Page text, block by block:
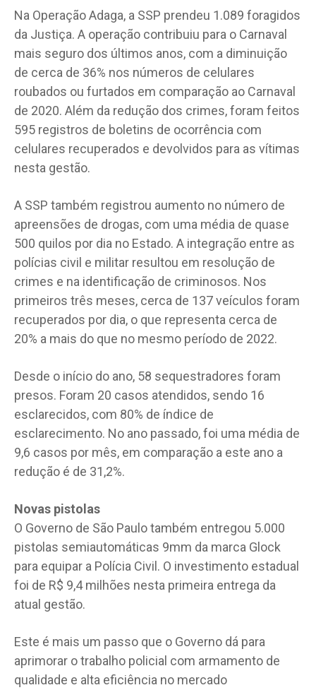
Na Operação Adaga, a SSP prendeu 1.089 foragidos
da Justiça. A operação contribuiu para o Carnaval
mais seguro dos últimos anos, com a diminuição
de cerca de 36% nos números de celulares
roubados ou furtados em comparação ao Carnaval
de 2020. Além da redução dos crimes, foram feitos
595 registros de boletins de ocorrência com
celulares recuperados e devolvidos para as vítimas
nesta gestão.
A SSP também registrou aumento no número de
apreensões de drogas, com uma média de quase
500 quilos por dia no Estado. A integração entre as
polícias civil e militar resultou em resolução de
crimes e na identificação de criminosos. Nos
primeiros três meses, cerca de 137 veículos foram
recuperados por dia, o que representa cerca de
20% a mais do que no mesmo período de 2022.
Desde o início do ano, 58 sequestradores foram
presos. Foram 20 casos atendidos, sendo 16
esclarecidos, com 80% de índice de
esclarecimento. No ano passado, foi uma média de
9,6 casos por mês, em comparação a este ano a
redução é de 31,2%.
Novas pistolas
O Governo de São Paulo também entregou 5.000
pistolas semiautomáticas 9mm da marca Glock
para equipar a Polícia Civil. O investimento estadual
foi de R$ 9,4 milhões nesta primeira entrega da
atual gestão.
Este é mais um passo que o Governo dá para
aprimorar o trabalho policial com armamento de
qualidade e alta eficiência no mercado